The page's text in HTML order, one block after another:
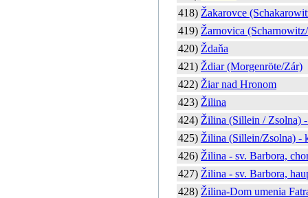
418) Žakarovce
419) Žarnovica
420) Ždaňa
421) Ždiar (Morgenröte/Zár)
422) Žiar nad Hronom
423) Žilina
424) Žilina (Sillein / Zsolna)
425) Žilina (Sillein/Zsolna) -
426) Žilina - sv. Barbora,
427) Žilina - sv. Barbora,
428) Žilina-Dom umenia